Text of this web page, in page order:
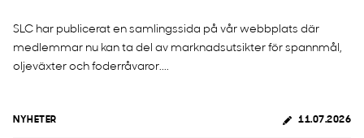
SLC har publicerat en samlingssida på vår webbplats där
medlemmar nu kan ta del av marknadsutsikter för spannmål,
oljeväxter och foderråvaror....
NYHETER 11.07.2026